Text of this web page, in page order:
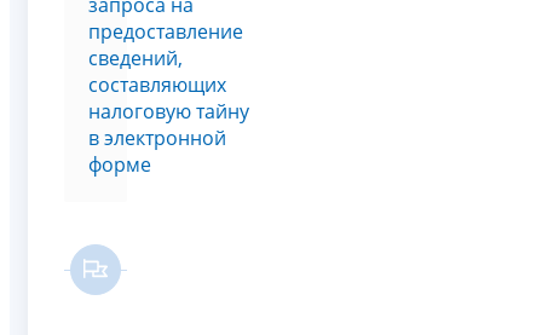
предоставление
сведений,
составляющих
налоговую тайну
в электронной
форме